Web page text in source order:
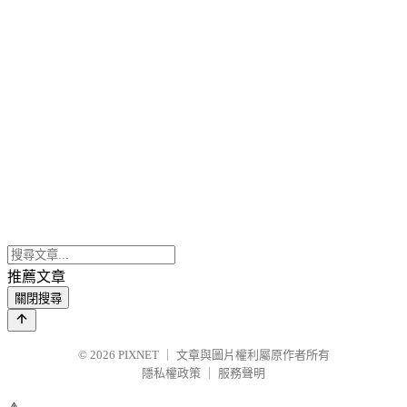
推薦文章
關閉搜尋
© 2026 PIXNET
文章與圖片權利屬原作者所有
隱私權政策
服務聲明